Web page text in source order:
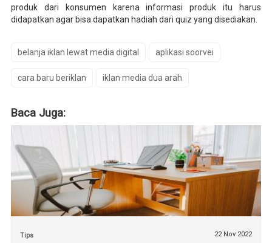
produk dari konsumen karena informasi produk itu harus
didapatkan agar bisa dapatkan hadiah dari quiz yang disediakan.
belanja iklan lewat media digital aplikasi soorvei
cara baru beriklan iklan media dua arah
Baca Juga:
Tips 22 Nov 2022